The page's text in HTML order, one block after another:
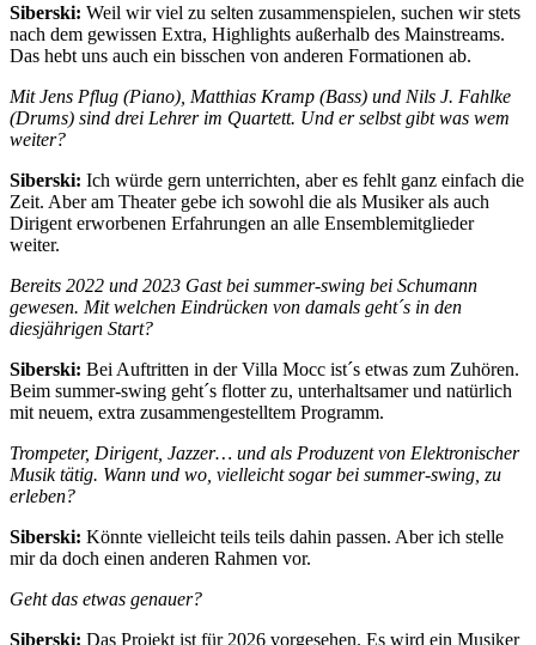
Siberski: Weil wir viel zu selten zusammenspielen, suchen wir stets
nach dem gewissen Extra, Highlights außerhalb des Mainstreams.
Das hebt uns auch ein bisschen von anderen Formationen ab.
Mit Jens Pflug (Piano), Matthias Kramp (Bass) und Nils J. Fahlke
(Drums) sind drei Lehrer im Quartett. Und er selbst gibt was wem
weiter?
Siberski: Ich würde gern unterrichten, aber es fehlt ganz einfach die
Zeit. Aber am Theater gebe ich sowohl die als Musiker als auch
Dirigent erworbenen Erfahrungen an alle Ensemblemitglieder
weiter.
Bereits 2022 und 2023 Gast bei summer-swing bei Schumann
gewesen. Mit welchen Eindrücken von damals geht´s in den
diesjährigen Start?
Siberski: Bei Auftritten in der Villa Mocc ist´s etwas zum Zuhören.
Beim summer-swing geht´s flotter zu, unterhaltsamer und natürlich
mit neuem, extra zusammengestelltem Programm.
Trompeter, Dirigent, Jazzer… und als Produzent von Elektronischer
Musik tätig. Wann und wo, vielleicht sogar bei summer-swing, zu
erleben?
Siberski: Könnte vielleicht teils teils dahin passen. Aber ich stelle
mir da doch einen anderen Rahmen vor.
Geht das etwas genauer?
Siberski: Das Projekt ist für 2026 vorgesehen. Es wird ein Musiker